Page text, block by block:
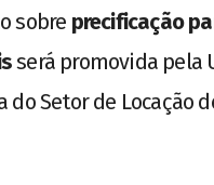
sobre precificação
será promovida pela
do Setor de Locação